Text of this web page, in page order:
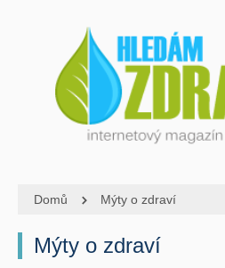
Domů Mýty o zdraví
Mýty o zdraví